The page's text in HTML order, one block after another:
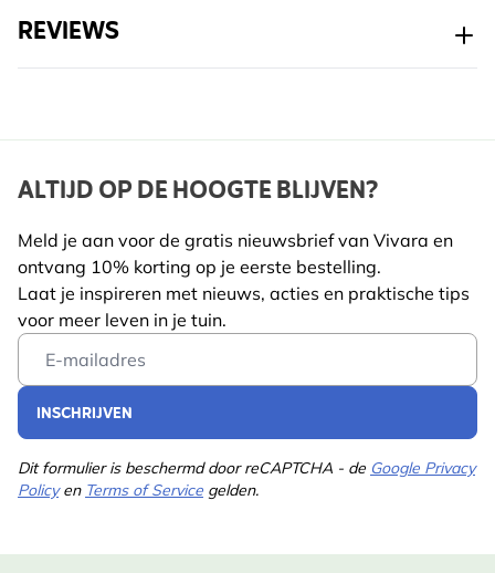
landen, voorzichtig proeven en steeds vaker
terugkomen. Dat maakt het voeren niet alleen zinvol,
HAPPY BIRDING!
Arjan Dwarshuis is één van ’s werelds bekendste
spotte hij 6.852 soorten, bijna twee derde van alle
vogels op aarde, en haalde hij meer dan 40.000 euro
op voor vogelbescherming. Met zijn productlijn,
ontwikkeld samen met CJ Wildlife, wil hij zoveel
mogelijk mensen meenemen in zijn liefde voor vogels
en natuur. Makkelijk, verantwoord en met plezier
voeren.
Glanskop, Matkop,
specht, Groene specht
van
huisdieren
Ja
REVIEWS
ALTIJD OP DE HOOGTE BLIJVEN?
Meld je aan voor de gratis nieuwsbrief van Vivara en
ontvang 10% korting op je eerste bestelling.
Laat je inspireren met nieuws, acties en praktische tips
voor meer leven in je tuin.
Email Address
INSCHRIJVEN
Dit formulier is beschermd door reCAPTCHA - de Google Privacy
Policyen Terms of Service gelden.